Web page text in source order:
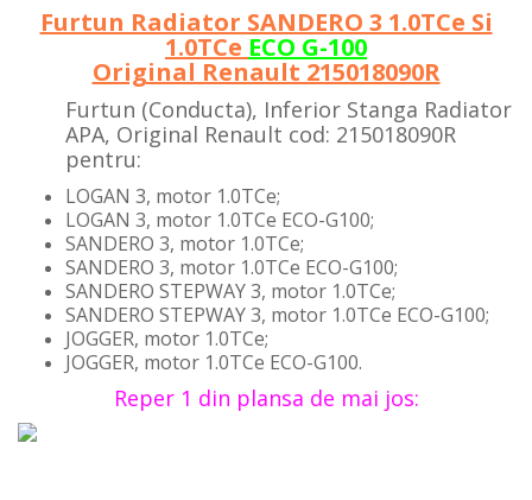
Furtun Radiator SANDERO 3 1.0TCe Si
1.0TCe ECO G-100
Original Renault 215018090R
Furtun (Conducta), Inferior Stanga Radiator
APA, Original Renault cod: 215018090R
pentru:
LOGAN 3, motor 1.0TCe;
LOGAN 3, motor 1.0TCe ECO-G100;
SANDERO 3, motor 1.0TCe;
SANDERO 3, motor 1.0TCe ECO-G100;
SANDERO STEPWAY 3, motor 1.0TCe;
SANDERO STEPWAY 3, motor 1.0TCe ECO-G100;
JOGGER, motor 1.0TCe;
JOGGER, motor 1.0TCe ECO-G100.
Reper 1 din plansa de mai jos: